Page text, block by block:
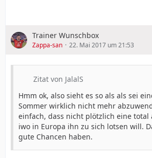
Trainer Wunschbox
Zappa-san 22. Mai 2017 um 21:53
Zitat von JalalS
Hmm ok, also sieht es so als als sei
Sommer wirklich nicht mehr
einfach, dass nicht plötzlich eine total
iwo in Europa ihn zu sich lotsen will.
gute Chancen haben.